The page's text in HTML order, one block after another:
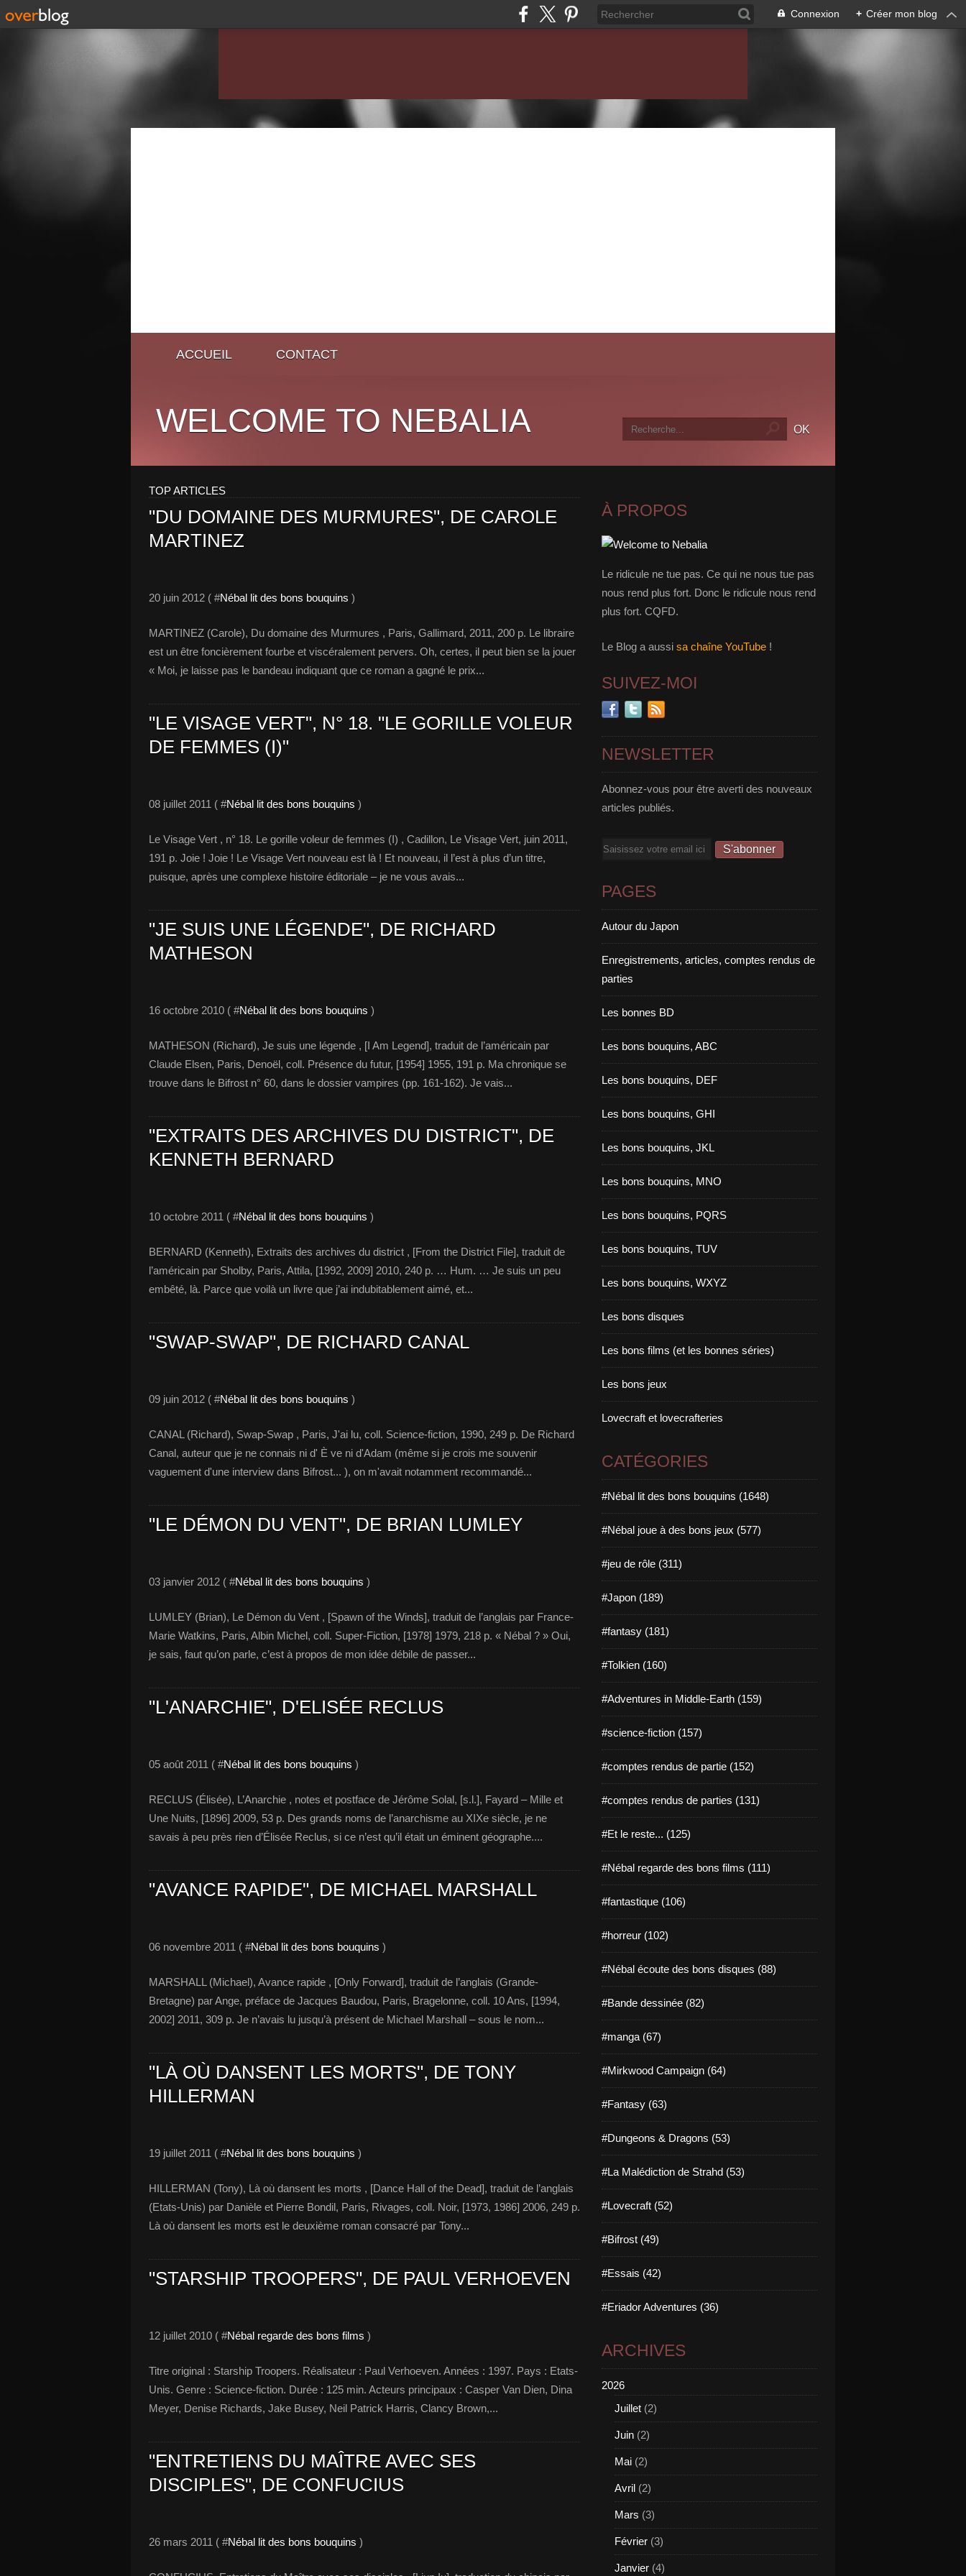
Connexion + Créer mon blog
ACCUEIL CONTACT
WELCOME TO NEBALIA
TOP ARTICLES
"DU DOMAINE DES MURMURES", DE CAROLE
MARTINEZ
20 juin 2012 ( #Nébal lit des bons bouquins )
MARTINEZ (Carole), Du domaine des Murmures , Paris, Gallimard, 2011, 200 p. Le libraire
est un être foncièrement fourbe et viscéralement pervers. Oh, certes, il peut bien se la jouer
« Moi, je laisse pas le bandeau indiquant que ce roman a gagné le prix...
"LE VISAGE VERT", N° 18. "LE GORILLE VOLEUR
DE FEMMES (I)"
08 juillet 2011 ( #Nébal lit des bons bouquins )
Le Visage Vert , n° 18. Le gorille voleur de femmes (I) , Cadillon, Le Visage Vert, juin 2011,
191 p. Joie ! Joie ! Le Visage Vert nouveau est là ! Et nouveau, il l’est à plus d’un titre,
puisque, après une complexe histoire éditoriale – je ne vous avais...
"JE SUIS UNE LÉGENDE", DE RICHARD
MATHESON
16 octobre 2010 ( #Nébal lit des bons bouquins )
MATHESON (Richard), Je suis une légende , [I Am Legend], traduit de l’américain par
Claude Elsen, Paris, Denoël, coll. Présence du futur, [1954] 1955, 191 p. Ma chronique se
trouve dans le Bifrost n° 60, dans le dossier vampires (pp. 161-162). Je vais...
"EXTRAITS DES ARCHIVES DU DISTRICT", DE
KENNETH BERNARD
10 octobre 2011 ( #Nébal lit des bons bouquins )
BERNARD (Kenneth), Extraits des archives du district , [From the District File], traduit de
l’américain par Sholby, Paris, Attila, [1992, 2009] 2010, 240 p. … Hum. … Je suis un peu
embêté, là. Parce que voilà un livre que j’ai indubitablement aimé, et...
"SWAP-SWAP", DE RICHARD CANAL
09 juin 2012 ( #Nébal lit des bons bouquins )
CANAL (Richard), Swap-Swap , Paris, J'ai lu, coll. Science-fiction, 1990, 249 p. De Richard
Canal, auteur que je ne connais ni d' È ve ni d'Adam (même si je crois me souvenir
vaguement d'une interview dans Bifrost... ), on m'avait notamment recommandé...
"LE DÉMON DU VENT", DE BRIAN LUMLEY
03 janvier 2012 ( #Nébal lit des bons bouquins )
LUMLEY (Brian), Le Démon du Vent , [Spawn of the Winds], traduit de l’anglais par France-
Marie Watkins, Paris, Albin Michel, coll. Super-Fiction, [1978] 1979, 218 p. « Nébal ? » Oui,
je sais, faut qu’on parle, c’est à propos de mon idée débile de passer...
"L'ANARCHIE", D'ELISÉE RECLUS
05 août 2011 ( #Nébal lit des bons bouquins )
RECLUS (Élisée), L’Anarchie , notes et postface de Jérôme Solal, [s.l.], Fayard – Mille et
Une Nuits, [1896] 2009, 53 p. Des grands noms de l’anarchisme au XIXe siècle, je ne
savais à peu près rien d’Élisée Reclus, si ce n’est qu’il était un éminent géographe....
"AVANCE RAPIDE", DE MICHAEL MARSHALL
06 novembre 2011 ( #Nébal lit des bons bouquins )
MARSHALL (Michael), Avance rapide , [Only Forward], traduit de l’anglais (Grande-
Bretagne) par Ange, préface de Jacques Baudou, Paris, Bragelonne, coll. 10 Ans, [1994,
2002] 2011, 309 p. Je n’avais lu jusqu’à présent de Michael Marshall – sous le nom...
"LÀ OÙ DANSENT LES MORTS", DE TONY
HILLERMAN
19 juillet 2011 ( #Nébal lit des bons bouquins )
HILLERMAN (Tony), Là où dansent les morts , [Dance Hall of the Dead], traduit de l’anglais
(Etats-Unis) par Danièle et Pierre Bondil, Paris, Rivages, coll. Noir, [1973, 1986] 2006, 249 p.
Là où dansent les morts est le deuxième roman consacré par Tony...
"STARSHIP TROOPERS", DE PAUL VERHOEVEN
12 juillet 2010 ( #Nébal regarde des bons films )
Titre original : Starship Troopers. Réalisateur : Paul Verhoeven. Années : 1997. Pays : Etats-
Unis. Genre : Science-fiction. Durée : 125 min. Acteurs principaux : Casper Van Dien, Dina
Meyer, Denise Richards, Jake Busey, Neil Patrick Harris, Clancy Brown,...
"ENTRETIENS DU MAÎTRE AVEC SES
DISCIPLES", DE CONFUCIUS
26 mars 2011 ( #Nébal lit des bons bouquins )
À PROPOS
Le ridicule ne tue pas. Ce qui ne nous tue pas
nous rend plus fort. Donc le ridicule nous rend
plus fort. CQFD.
Le Blog a aussi sa chaîne YouTube !
SUIVEZ-MOI
NEWSLETTER
Abonnez-vous pour être averti des nouveaux
articles publiés.
Email
PAGES
Autour du Japon
Enregistrements, articles, comptes rendus de
parties
Les bonnes BD
Les bons bouquins, ABC
Les bons bouquins, DEF
Les bons bouquins, GHI
Les bons bouquins, JKL
Les bons bouquins, MNO
Les bons bouquins, PQRS
Les bons bouquins, TUV
Les bons bouquins, WXYZ
Les bons disques
Les bons films (et les bonnes séries)
Les bons jeux
Lovecraft et lovecrafteries
CATÉGORIES
#Nébal lit des bons bouquins (1648)
#Nébal joue à des bons jeux (577)
#jeu de rôle (311)
#Japon (189)
#fantasy (181)
#Tolkien (160)
#Adventures in Middle-Earth (159)
#science-fiction (157)
#comptes rendus de partie (152)
#comptes rendus de parties (131)
#Et le reste... (125)
#Nébal regarde des bons films (111)
#fantastique (106)
#horreur (102)
#Nébal écoute des bons disques (88)
#Bande dessinée (82)
#manga (67)
#Mirkwood Campaign (64)
#Fantasy (63)
#Dungeons & Dragons (53)
#La Malédiction de Strahd (53)
#Lovecraft (52)
#Bifrost (49)
#Essais (42)
#Eriador Adventures (36)
ARCHIVES
2026
Juillet (2)
Juin (2)
Mai (2)
Avril (2)
Mars (3)
Février (3)
Janvier (4)